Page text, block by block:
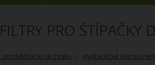
PRO ŠTÍPAČKY
techniku Hydraulické